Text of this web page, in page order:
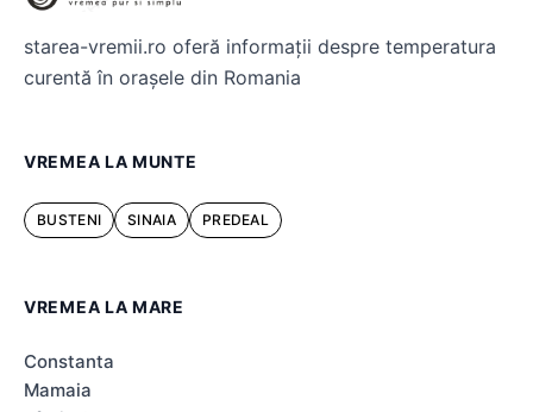
starea-vremii.ro oferă informații despre temperatura
curentă în orașele din Romania
VREMEA LA MUNTE
BUSTENI SINAIA PREDEAL
VREMEA LA MARE
Constanta
Mamaia